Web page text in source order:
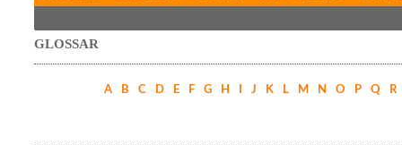
GLOSSAR
A B C D E F G H J K L M N O P Q R